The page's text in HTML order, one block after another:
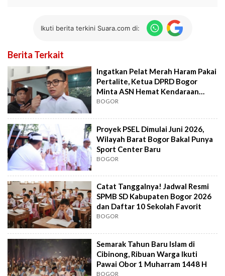
Ikuti berita terkini Suara.com di:
Berita Terkait
Ingatkan Pelat Merah Haram Pakai
Pertalite, Ketua DPRD Bogor
Minta ASN Hemat Kendaraan
Dinas
BOGOR
Proyek PSEL Dimulai Juni 2026,
Wilayah Barat Bogor Bakal Punya
Sport Center Baru
BOGOR
Catat Tanggalnya! Jadwal Resmi
SPMB SD Kabupaten Bogor 2026
dan Daftar 10 Sekolah Favorit
BOGOR
Semarak Tahun Baru Islam di
Cibinong, Ribuan Warga Ikuti
Pawai Obor 1 Muharram 1448 H
BOGOR